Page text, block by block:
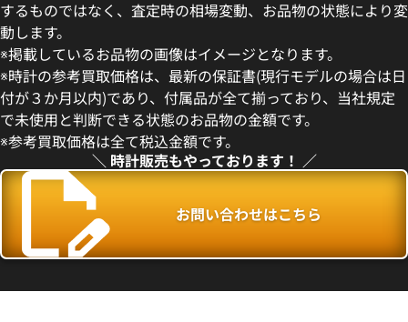
するものではなく、査定時の相場変動、お品物の状態により変
動します。
※掲載しているお品物の画像はイメージとなります。
※時計の参考買取価格は、最新の保証書(現行モデルの場合は日
付が３か月以内)であり、付属品が全て揃っており、当社規定
で未使用と判断できる状態のお品物の金額です。
※参考買取価格は全て税込金額です。
＼ 時計販売もやっております！ ／
お問い合わせはこちら